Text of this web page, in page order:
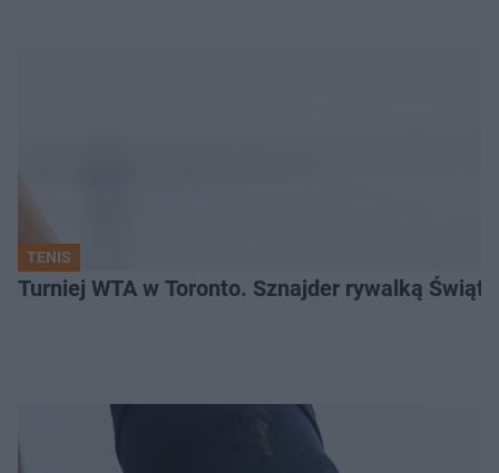
TENIS
Turniej WTA w Toronto. Sznajder rywalką